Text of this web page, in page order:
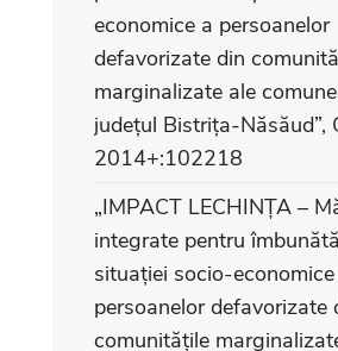
economice a persoanelor
defavorizate din
marginalizate ale
județul Bistrița-Năsăud”,
2014+:102218
„IMPACT LECHINȚA –
integrate pentru
situației socio-
persoanelor defavorizate
comunitățile